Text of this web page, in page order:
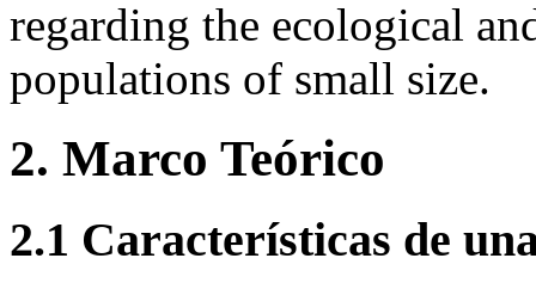
regarding the ecological
populations of small size.
2. Marco Teórico
2.1 Características de